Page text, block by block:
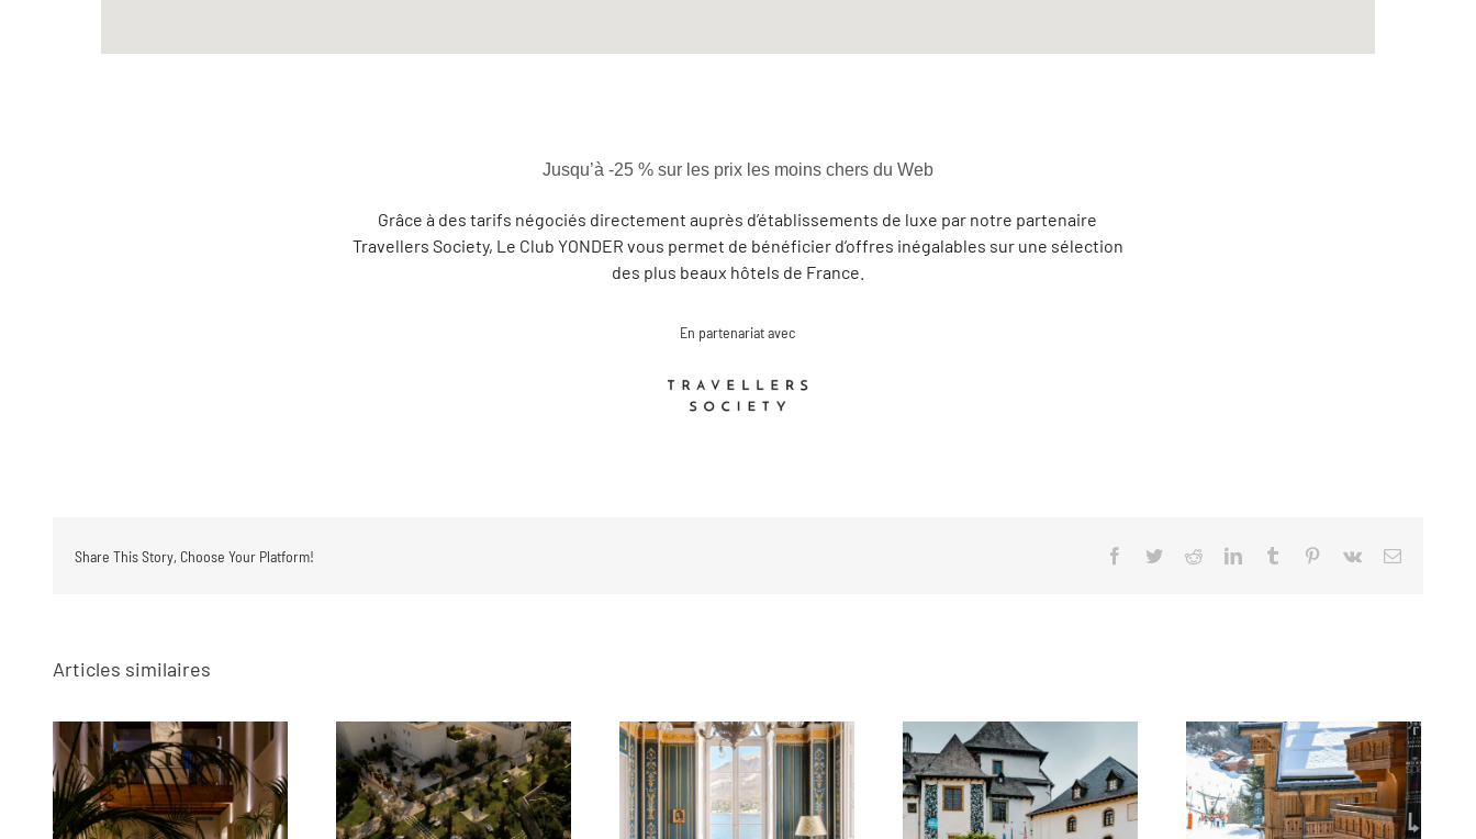
Jusqu’à -25 % sur les prix les moins chers du Web
Grâce à des tarifs négociés directement auprès d’établissements de luxe par notre partenaire
Travellers Society, Le Club YONDER vous permet de bénéficier d’offres inégalables sur une sélection
des plus beaux hôtels de France.
En partenariat avec
Share This Story, Choose Your Platform! Facebook
TwitterRedditLinkedInTumblr Pinterest
Vk Email
Articles similaires